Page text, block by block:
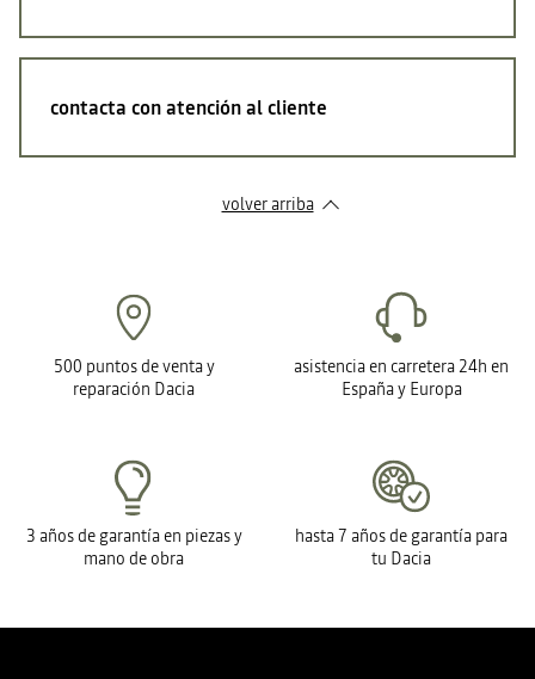
contacta con atención al cliente
volver arriba
500 puntos de venta y
reparación Dacia
asistencia en carretera 24h en
España y Europa
3 años de garantía en piezas y
mano de obra
hasta 7 años de garantía para
tu Dacia